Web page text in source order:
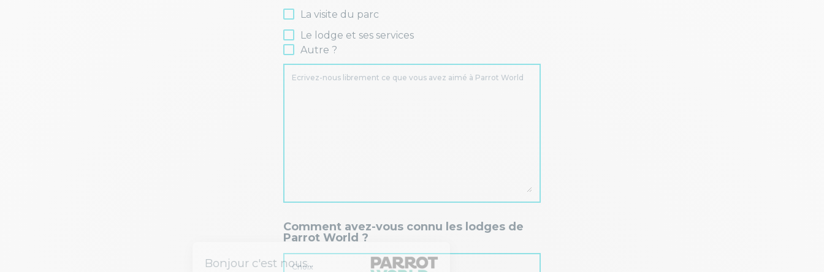
La visite du parc
Le lodge et ses services
Autre ?
Ecrivez-nous librement ce que vous avez aimé à Parrot World
Comment avez-vous connu les lodges de
Parrot World ?
Choix